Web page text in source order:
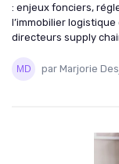
: enjeux fonciers,
l’immobilier
directeurs supply
par Marjorie